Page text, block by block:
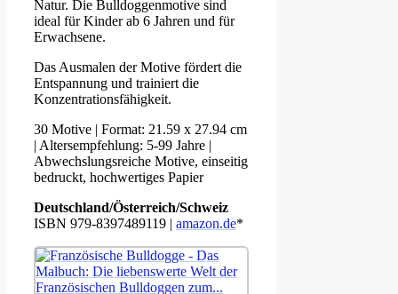
Natur. Die Bulldoggenmotive sind
ideal für Kinder ab 6 Jahren und für
Erwachsene.
Das Ausmalen der Motive fördert die
Entspannung und trainiert die
Konzentrationsfähigkeit.
30 Motive | Format: 21.59 x 27.94 cm
| Altersempfehlung: 5-99 Jahre |
Abwechslungsreiche Motive, einseitig
bedruckt, hochwertiges Papier
Deutschland/Österreich/Schweiz
ISBN 979-8397489119 | amazon.de*